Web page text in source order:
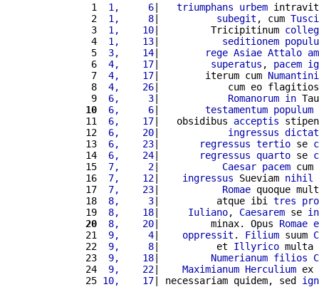
1
1,     6| triumphans urbem
2
1,     8| subegit , cum
3
1,    10|         Tricipitinum
4
1,    13| seditionem
5
3,    14| rege Asiae Attalo
6
4,    17| superatus , pacem
7
4,    17|        iterum cum
8
4,    26|            cum eo
9
6,     3| Romanorum in
10
6,     6| testamentum populum
11
6,    17|   obsidibus acceptis
12
6,    20| ingressus
13
6,    23| regressus tertio se
14
6,    24| regressus quarto se
15
7,     2| Caesar pacem cum
16
7,    12| ingressus Sueviam nihil
17
7,    23| Romae quoque
18
8,     3|          atque ibi tres
19
8,    18| Iuliano, Caesarem se in
20
8,    20|         minax. Opus Romae
21
9,     4| oppressit . Filium suum
22
9,     8|          et Illyrico multa
23
9,    18| Numerianum filios
24
9,    22| Maximianum Herculium ex
25 10,    17| necessariam quidem, sed